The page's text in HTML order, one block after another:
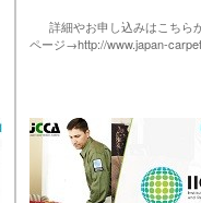
詳細やお申し込みはこちら
ページ→http://www.japan-